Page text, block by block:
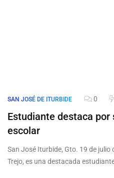
SAN JOSÉ DE ITURBIDE 0
Estudiante destaca
escolar
San José Iturbide, Gto. 19 de julio
Trejo, es una destacada